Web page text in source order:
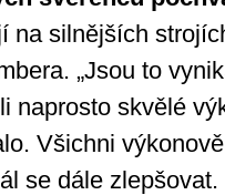
na silnějších
„Jsou to
naprosto skvělé
Všichni
se dále